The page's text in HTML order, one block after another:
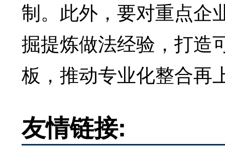
制。此外，要对重点企
掘提炼做法经验，打造
板，推动专业化整合再
友情链接: